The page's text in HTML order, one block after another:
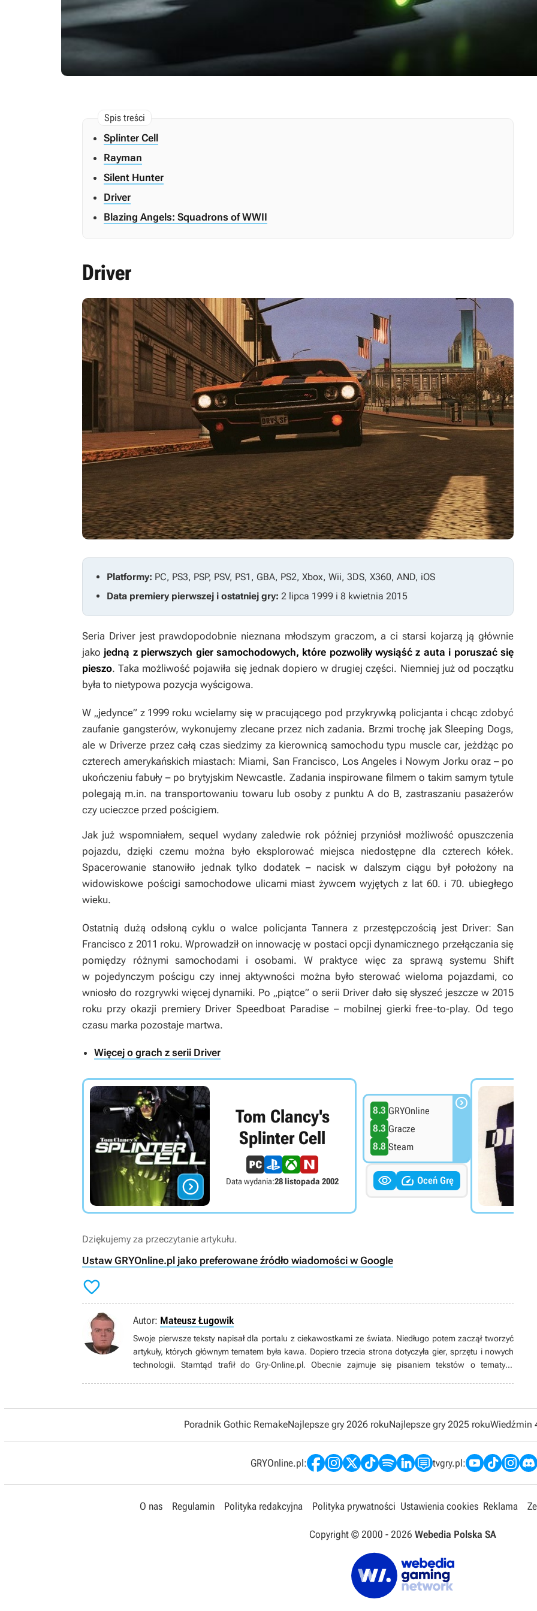
Splinter Cell
Rayman
Silent Hunter
Driver
Blazing Angels: Squadrons of WWII
Driver
Platformy: PC, PS3, PSP, PSV, PS1, GBA, PS2, Xbox, Wii, 3DS, X360, AND, iOS
Data premiery pierwszej i ostatniej gry: 2 lipca 1999 i 8 kwietnia 2015
Seria Driverjest prawdopodobnie nieznana młodszym graczom, a ci starsi kojarzą ją głównie
jako jedną z pierwszych gier samochodowych, które pozwoliły wysiąść z auta i poruszać się
pieszo. Taka możliwość pojawiła się jednak dopiero w drugiej części. Niemniej już od początku
była to nietypowa pozycja wyścigowa.
W „jedynce” z 1999 roku wcielamy się w pracującego pod przykrywką policjanta i chcąc zdobyć
zaufanie gangsterów, wykonujemy zlecane przez nich zadania. Brzmi trochę jakSleeping Dogs,
ale w Driverze przez całą czas siedzimy za kierownicą samochodu typu muscle car, jeżdżąc po
czterech amerykańskich miastach: Miami, San Francisco, Los Angeles i Nowym Jorku oraz – po
ukończeniu fabuły – po brytyjskim Newcastle. Zadania inspirowane filmem o takim samym tytule
polegają m.in. na transportowaniu towaru lub osoby z punktu A do B, zastraszaniu pasażerów
czy ucieczce przed pościgiem.
Jak już wspomniałem, sequel wydany zaledwie rok później przyniósł możliwość opuszczenia
pojazdu, dzięki czemu można było eksplorować miejsca niedostępne dla czterech kółek.
Spacerowanie stanowiło jednak tylko dodatek – nacisk w dalszym ciągu był położony na
widowiskowe pościgi samochodowe ulicami miast żywcem wyjętych z lat 60. i 70. ubiegłego
wieku.
Ostatnią dużą odsłoną cyklu o walce policjanta Tannera z przestępczością jest Driver: San
Francisco z 2011 roku. Wprowadził on innowację w postaci opcji dynamicznego przełączania się
pomiędzy różnymi samochodami i osobami. W praktyce więc za sprawą systemu Shift
w pojedynczym pościgu czy innej aktywności można było sterować wieloma pojazdami, co
wniosło do rozgrywki więcej dynamiki. Po „piątce” o serii Driverdało się słyszeć jeszcze w 2015
roku przy okazji premiery Driver Speedboat Paradise – mobilnej gierki free-to-play. Od tego
czasu marka pozostaje martwa.
Więcej o grach z serii Driver

Tom Clancy's
Splinter Cell
Data wydania:28 listopada 2002
8.3 GRYOnline
8.3 Gracze
8.8 Steam

  Oceń Grę
Dziękujemy za przeczytanie artykułu.
Ustaw GRYOnline.pl jako preferowane źródło wiadomości w Google

Autor: Mateusz Ługowik
Swoje pierwsze teksty napisał dla portalu z ciekawostkami ze świata. Niedługo potem zaczął tworzyć
artykuły, których głównym tematem była kawa. Dopiero trzecia strona dotyczyła gier, sprzętu i nowych
technologii. Stamtąd trafił do Gry-Online.pl. Obecnie zajmuje się pisaniem tekstów o tematyce
Poradnik Gothic RemakeNajlepsze gry 2026 rokuNajlepsze gry 2025 rokuWiedźmin
GRYOnline.pl: tvgry.pl:
O nas Regulamin Polityka redakcyjna Polityka prywatności Ustawienia cookies Reklama
Copyright © 2000 - 2026 Webedia Polska SA